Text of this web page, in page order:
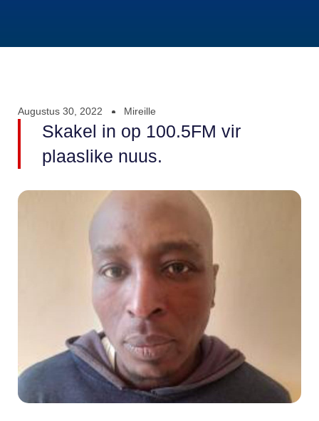
Augustus 30, 2022 Mireille
Skakel in op 100.5FM vir
plaaslike nuus.